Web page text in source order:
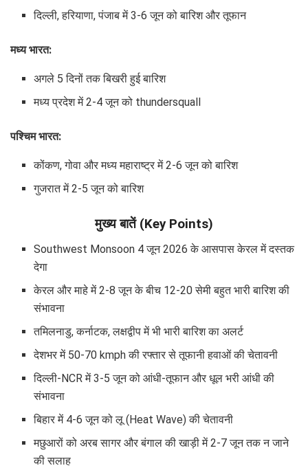
दिल्ली, हरियाणा, पंजाब में 3-6 जून को बारिश और तूफान
मध्य भारत:
अगले 5 दिनों तक बिखरी हुई बारिश
मध्य प्रदेश में 2-4 जून को thundersquall
पश्चिम भारत:
कोंकण, गोवा और मध्य महाराष्ट्र में 2-6 जून को बारिश
गुजरात में 2-5 जून को बारिश
मुख्य बातें (Key Points)
Southwest Monsoon 4 जून 2026 के आसपास केरल में दस्तक
देगा
केरल और माहे में 2-8 जून के बीच 12-20 सेमी बहुत भारी बारिश की
संभावना
तमिलनाडु, कर्नाटक, लक्षद्वीप में भी भारी बारिश का अलर्ट
देशभर में 50-70 kmph की रफ्तार से तूफानी हवाओं की चेतावनी
दिल्ली-NCR में 3-5 जून को आंधी-तूफान और धूल भरी आंधी की
संभावना
बिहार में 4-6 जून को लू (Heat Wave) की चेतावनी
मछुआरों को अरब सागर और बंगाल की खाड़ी में 2-7 जून तक न जाने
की सलाह